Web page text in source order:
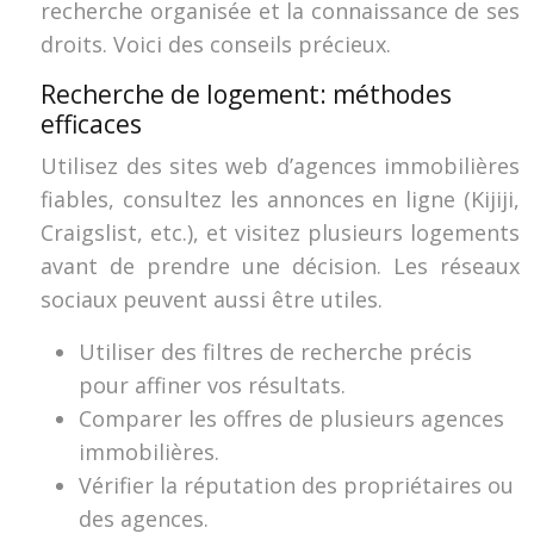
recherche organisée et la connaissance de ses
droits. Voici des conseils précieux.
Recherche de logement: méthodes
efficaces
Utilisez des sites web d’agences immobilières
fiables, consultez les annonces en ligne (Kijiji,
Craigslist, etc.), et visitez plusieurs logements
avant de prendre une décision. Les réseaux
sociaux peuvent aussi être utiles.
Utiliser des filtres de recherche précis
pour affiner vos résultats.
Comparer les offres de plusieurs agences
immobilières.
Vérifier la réputation des propriétaires ou
des agences.